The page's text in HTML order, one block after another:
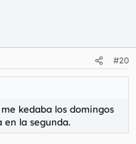
#20
kedaba los domingos
en la segunda.